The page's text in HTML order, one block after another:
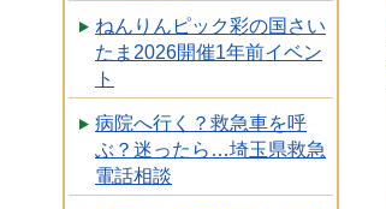
ねんりんピック彩の国さい
たま2026開催1年前イベン
ト
病院へ行く？救急車を呼
ぶ？迷ったら…埼玉県救急
電話相談